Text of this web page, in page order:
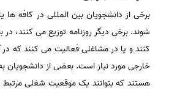
برخی از دانشجویان بین المللی در کافه ها
شوند. برخی دیگر روزنامه توزیع می کنند،
کنند و یا در مشاغلی فعالیت می کنند که
خارجی مورد نیاز است. بعضی از
هستند که بتوانند یک موقعیت شغلی مرتبط